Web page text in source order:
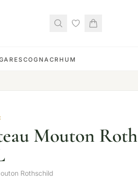
COGNAC RHUM
Mouton
Rothschild